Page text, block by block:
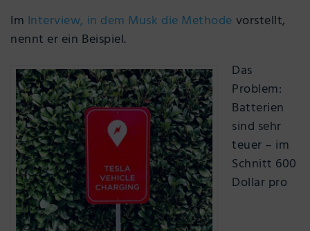
Im Interview, in dem Musk die Methode vorstellt,
nennt er ein Beispiel.
Das
Problem:
Batterien
sind sehr
teuer – im
Schnitt 600
Dollar pro